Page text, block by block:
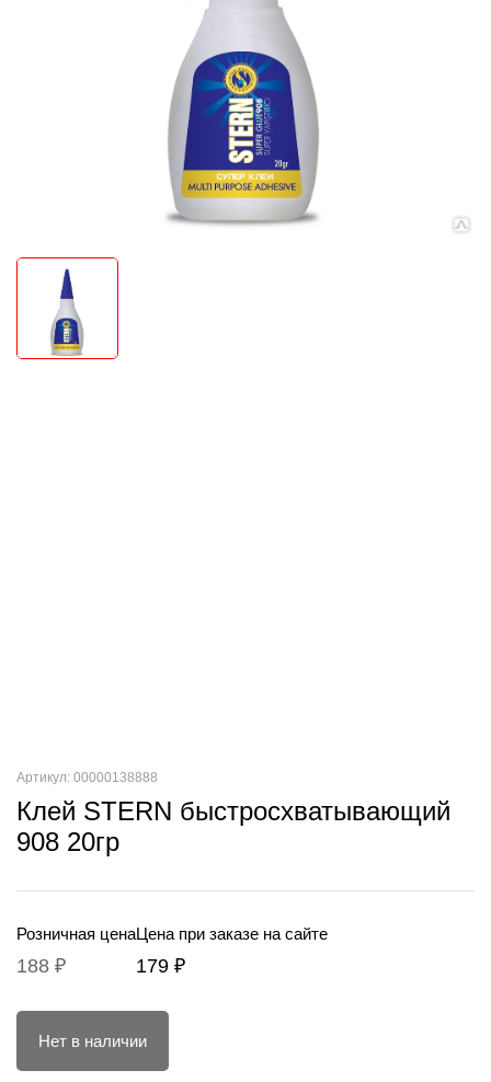
Артикул: 00000138888
Клей STERN быстросхватывающий
908 20гр
Розничная цена
188 ₽
Цена при заказе на сайте
179 ₽
Нет в наличии